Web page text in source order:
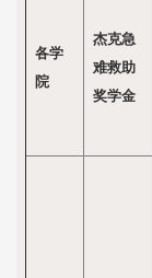
各学
院
杰克急
难救助
奖学金